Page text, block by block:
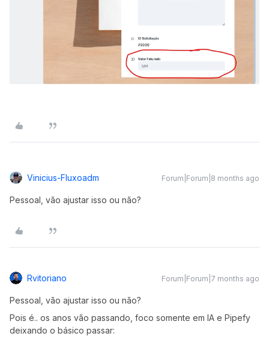
Vinicius-Fluxoadm Forum|Forum|8 months ago
Pessoal, vão ajustar isso ou não?
Rvitoriano Forum|Forum|7 months ago
Pessoal, vão ajustar isso ou não?
Pois é.. os anos vão passando, foco somente em IA e Pipefy
deixando o básico passar: